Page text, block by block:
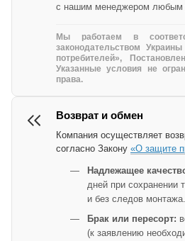
с нашим менеджером любым
Мы работаем в
законодательством
потребителей»,
Указанные условия не
права.
Возврат и обмен
Компания осуществляет
согласно Закону «О защите
Надлежащее
дней при сохранении
и без следов монтажа.
Брак или пересорт:
(к заявлению